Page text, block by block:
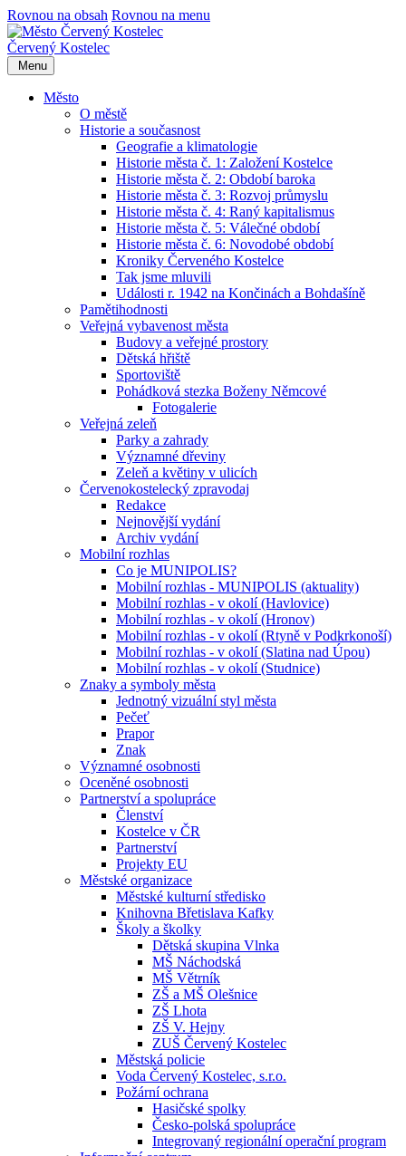
Rovnou na obsah Rovnou na menu
Červený Kostelec
Menu
Město
O městě
Historie a současnost
Geografie a klimatologie
Historie města č. 1: Založení Kostelce
Historie města č. 2: Období baroka
Historie města č. 3: Rozvoj průmyslu
Historie města č. 4: Raný kapitalismus
Historie města č. 5: Válečné období
Historie města č. 6: Novodobé období
Kroniky Červeného Kostelce
Tak jsme mluvili
Události r. 1942 na Končinách a Bohdašíně
Pamětihodnosti
Veřejná vybavenost města
Budovy a veřejné prostory
Dětská hřiště
Sportoviště
Pohádková stezka Boženy Němcové
Fotogalerie
Veřejná zeleň
Parky a zahrady
Významné dřeviny
Zeleň a květiny v ulicích
Červenokostelecký zpravodaj
Redakce
Nejnovější vydání
Archiv vydání
Mobilní rozhlas
Co je MUNIPOLIS?
Mobilní rozhlas - MUNIPOLIS (aktuality)
Mobilní rozhlas - v okolí (Havlovice)
Mobilní rozhlas - v okolí (Hronov)
Mobilní rozhlas - v okolí (Rtyně v Podkrkonoší)
Mobilní rozhlas - v okolí (Slatina nad Úpou)
Mobilní rozhlas - v okolí (Studnice)
Znaky a symboly města
Jednotný vizuální styl města
Pečeť
Prapor
Znak
Významné osobnosti
Oceněné osobnosti
Partnerství a spolupráce
Členství
Kostelce v ČR
Partnerství
Projekty EU
Městské organizace
Městské kulturní středisko
Knihovna Břetislava Kafky
Školy a školky
Dětská skupina Vlnka
MŠ Náchodská
MŠ Větrník
ZŠ a MŠ Olešnice
ZŠ Lhota
ZŠ V. Hejny
ZUŠ Červený Kostelec
Městská policie
Voda Červený Kostelec, s.r.o.
Požární ochrana
Hasičské spolky
Česko-polská spolupráce
Integrovaný regionální operační program